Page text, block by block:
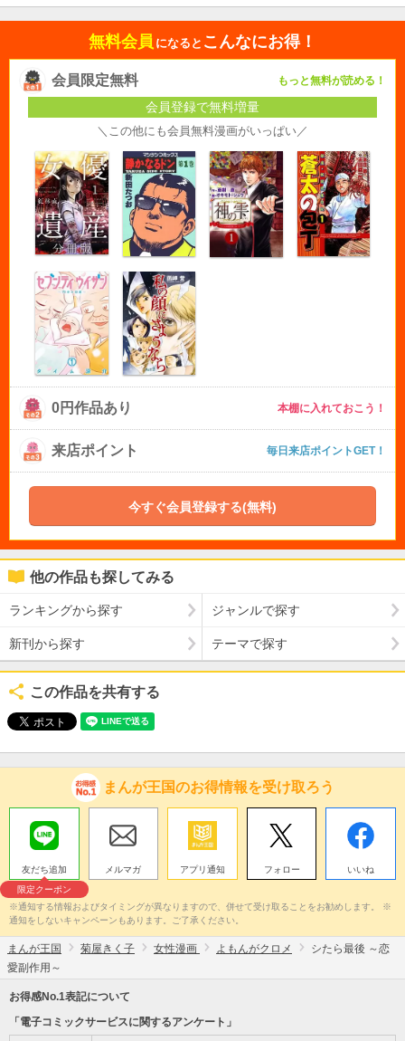
無料会員 になると こんなにお得！
会員限定無料 もっと無料が読める！
会員登録で無料増量
＼この他にも会員無料漫画がいっぱい／
0円作品あり 本棚に入れておこう！
来店ポイント 毎日来店ポイントGET！
今すぐ会員登録する(無料)
他の作品も探してみる
ランキングから探す ジャンルで探す
新刊から探す テーマで探す
この作品を共有する
まんが王国のお得情報を受け取ろう
友だち追加
限定クーポン
メルマガ アプリ通知 フォロー いいね
※通知する情報およびタイミングが異なりますので、併せて受け取ることをお勧めします。 ※
通知をしないキャンペーンもあります。ご了承ください。
まんが王国 菊屋きく子 女性漫画 よもんがクロメ
シたら最後 ～恋
愛副作用～
お得感No.1表記について
「電子コミックサービスに関するアンケート」